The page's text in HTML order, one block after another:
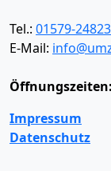
Tel.: 01579-
E-Mail:
Öffnungszeiten:
Impressum
Datenschutz